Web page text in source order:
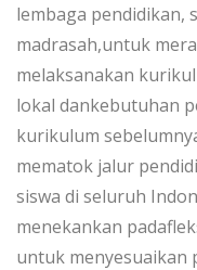
lembaga pendidikan,
madrasah,untuk
melaksanakan
lokal dankebutuhan
kurikulum
mematok jalur
siswa di seluruh
menekankan
untuk menyesuaikan